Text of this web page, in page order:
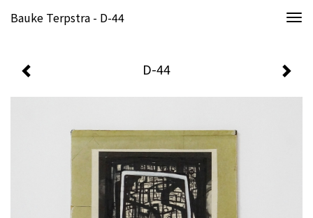
Bauke Terpstra - D-44
D-44